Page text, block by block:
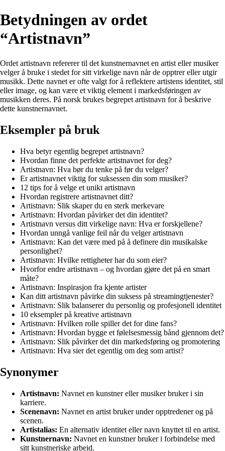
Betydningen av ordet
“Artistnavn”
Ordet artistnavn refererer til det kunstnernavnet en artist eller musiker
velger å bruke i stedet for sitt virkelige navn når de opptrer eller utgir
musikk. Dette navnet er ofte valgt for å reflektere artistens identitet, stil
eller image, og kan være et viktig element i markedsføringen av
musikken deres. På norsk brukes begrepet artistnavn for å beskrive
dette kunstnernavnet.
Eksempler på bruk
Hva betyr egentlig begrepet artistnavn?
Hvordan finne det perfekte artistnavnet for deg?
Artistnavn: Hva bør du tenke på før du velger?
Er artistnavnet viktig for suksessen din som musiker?
12 tips for å velge et unikt artistnavn
Hvordan registrere artistnavnet ditt?
Artistnavn: Slik skaper du en sterk merkevare
Artistnavn: Hvordan påvirker det din identitet?
Artistnavn versus ditt virkelige navn: Hva er forskjellene?
Hvordan unngå vanlige feil når du velger artistnavn
Artistnavn: Kan det være med på å definere din musikalske
personlighet?
Artistnavn: Hvilke rettigheter har du som eier?
Hvorfor endre artistnavn – og hvordan gjøre det på en smart
måte?
Artistnavn: Inspirasjon fra kjente artister
Kan ditt artistnavn påvirke din suksess på streamingtjenester?
Artistnavn: Slik balanserer du personlig og profesjonell identitet
10 eksempler på kreative artistnavn
Artistnavn: Hvilken rolle spiller det for dine fans?
Artistnavn: Hvordan bygge et følelsesmessig bånd gjennom det?
Artistnavn: Slik påvirker det din markedsføring og promotering
Artistnavn: Hva sier det egentlig om deg som artist?
Synonymer
Artistnavn: Navnet en kunstner eller musiker bruker i sin
karriere.
Scenenavn: Navnet en artist bruker under opptredener og på
scenen.
Artistalias: En alternativ identitet eller navn knyttet til en artist.
Kunstnernavn: Navnet en kunstner bruker i forbindelse med
sitt kunstneriske arbeid.